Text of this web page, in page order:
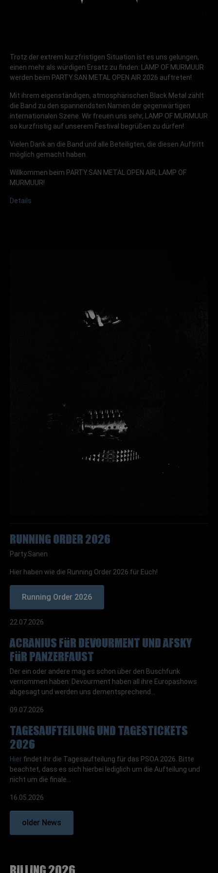
Trotz der extrem kurzfristigen Situation ist es uns gelungen,
einen mehr als würdigen Ersatz zu finden: LAMP OF MURMUUR
werden beim PARTY.SAN METAL OPEN AIR 2026 auftreten!
Mit ihrem eigenständigen, atmosphärischen Black Metal zählt
die Band zu den spannendsten Namen der gegenwärtigen
internationalen Szene. Wir freuen uns sehr, LAMP OF MURMUUR
so kurzfristig auf unserem Festival begrüßen zu dürfen!
Vielen Dank an die Band und alle Beteiligten, die diesen Auftritt
möglich gemacht haben.
Willkommen beim PARTY.SAN METAL OPEN AIR, LAMP OF
MURMUUR!
Details
Running Order 2026
Party.Sanen
Hier haben wie die Running Order 2026 für Euch!
Running Order 2026
22.07.2026
ACRANIUS für Devourment und AFSKY
für Panzerfaust
Der ein oder andere mag es schon über den Buschfunk
vernommen haben: Devourment haben all ihre Europashows
abgesagt und werden uns dementsprechend…
09.07.2026
Tagesaufteilung und TagesTickets
2026
Hier findet ihr die Tagesaufteilung für das PSOA 2026. Bitte
beachtet, dass es sich hierbei lediglich um die Aufteilung und
nicht um die finale…
16.05.2026
older News
Billing 2026